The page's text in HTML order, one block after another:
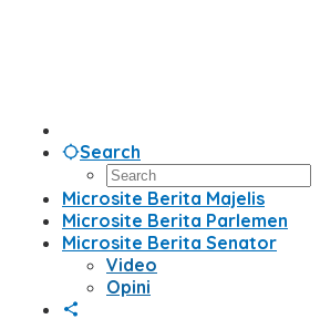
Search
Microsite Berita Majelis
Microsite Berita Parlemen
Microsite Berita Senator
Video
Opini